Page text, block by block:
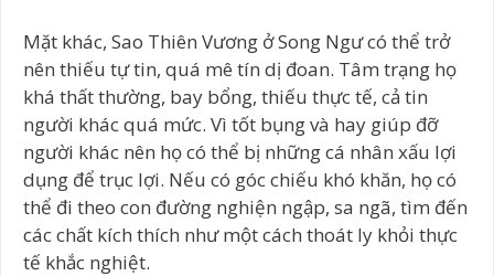
Mặt khác, Sao Thiên Vương ở Song Ngư có thể trở
nên thiếu tự tin, quá mê tín dị đoan. Tâm trạng họ
khá thất thường, bay bổng, thiếu thực tế, cả tin
người khác quá mức. Vì tốt bụng và hay giúp đỡ
người khác nên họ có thể bị những cá nhân xấu lợi
dụng để trục lợi. Nếu có góc chiếu khó khăn, họ có
thể đi theo con đường nghiện ngập, sa ngã, tìm đến
các chất kích thích như một cách thoát ly khỏi thực
tế khắc nghiệt.